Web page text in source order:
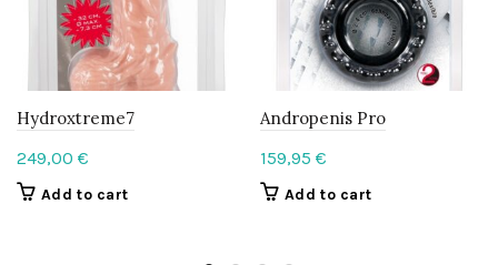
Hydroxtreme7
249,00 €
Add to cart
Andropenis Pro
159,95 €
Add to cart